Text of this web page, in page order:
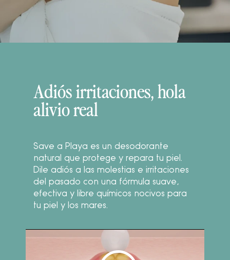
Adiós irritaciones, hola
alivio real
Save a Playa es un desodorante
natural que protege y repara tu piel.
Dile adiós a las molestias e irritaciones
del pasado con una fórmula suave,
efectiva y libre químicos nocivos para
tu piel y los mares.